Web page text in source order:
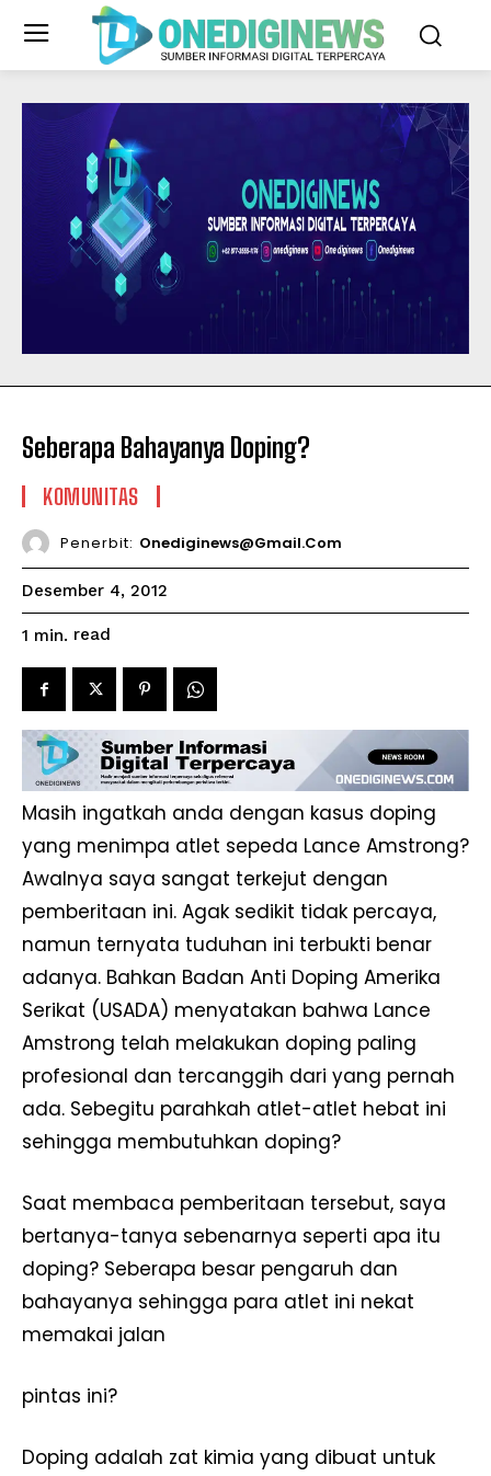
Seberapa Bahayanya Doping?
KOMUNITAS
Penerbit: Onediginews@gmail.com
Desember 4, 2012
1 min. read
Masih ingatkah anda dengan kasus doping
yang menimpa atlet sepeda Lance Amstrong?
Awalnya saya sangat terkejut dengan
pemberitaan ini. Agak sedikit tidak percaya,
namun ternyata tuduhan ini terbukti benar
adanya. Bahkan Badan Anti Doping Amerika
Serikat (USADA) menyatakan bahwa Lance
Amstrong telah melakukan doping paling
profesional dan tercanggih dari yang pernah
ada. Sebegitu parahkah atlet-atlet hebat ini
sehingga membutuhkan doping?
Saat membaca pemberitaan tersebut, saya
bertanya-tanya sebenarnya seperti apa itu
doping? Seberapa besar pengaruh dan
bahayanya sehingga para atlet ini nekat
memakai jalan
pintas ini?
Doping adalah zat kimia yang dibuat untuk